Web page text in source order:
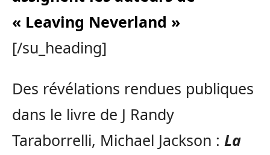
« Leaving Neverland »
[/su_heading]
Des révélations rendues publiques
dans le livre de J Randy
Taraborrelli, Michael Jackson : La